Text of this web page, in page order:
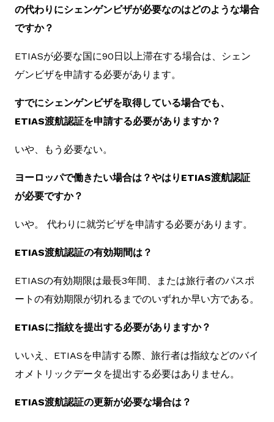
の代わりにシェンゲンビザが必要なのはどのような場合
ですか？
ETIASが必要な国に90日以上滞在する場合は、シェン
ゲンビザを申請する必要があります。
すでにシェンゲンビザを取得している場合でも、
ETIAS渡航認証を申請する必要がありますか？
いや、もう必要ない。
ヨーロッパで働きたい場合は？やはりETIAS渡航認証
が必要ですか？
いや。 代わりに就労ビザを申請する必要があります。
ETIAS渡航認証の有効期間は？
ETIASの有効期限は最長3年間、または旅行者のパスポ
ートの有効期限が切れるまでのいずれか早い方である。
ETIASに指紋を提出する必要がありますか？
いいえ、ETIASを申請する際、旅行者は指紋などのバイ
オメトリックデータを提出する必要はありません。
ETIAS渡航認証の更新が必要な場合は？